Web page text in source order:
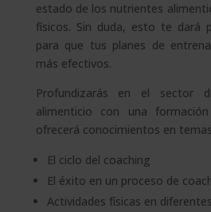
estado de los nutrientes
físicos. Sin duda, esto te dará
para que tus planes de
más efectivos.
Profundizarás en el sector
alimenticio con una
ofrecerá conocimientos en
El ciclo del coaching
El éxito en un proceso de
Actividades físicas en